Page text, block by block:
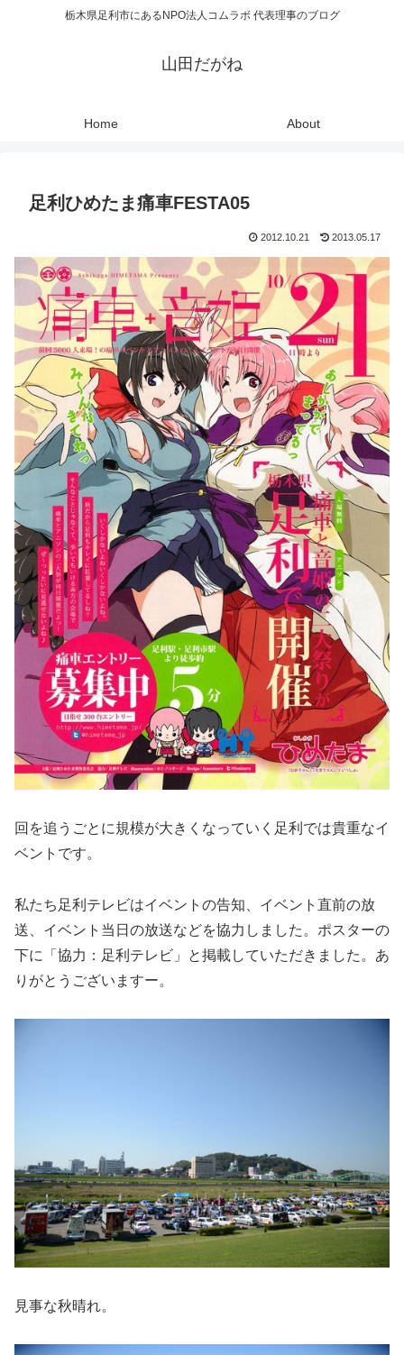
栃木県足利市にあるNPO法人コムラボ 代表理事のブログ
山田だがね
Home About
足利ひめたま痛車FESTA05
2012.10.21 2013.05.17
回を追うごとに規模が大きくなっていく足利では貴重なイ
ベントです。
私たち足利テレビはイベントの告知、イベント直前の放
送、イベント当日の放送などを協力しました。ポスターの
下に「協力：足利テレビ」と掲載していただきました。あ
りがとうございますー。
見事な秋晴れ。